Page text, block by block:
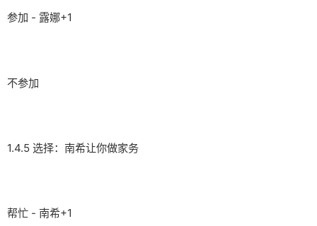
参加 - 露娜+1
不参加
1.4.5 选择：南希让你做家务
帮忙 - 南希+1